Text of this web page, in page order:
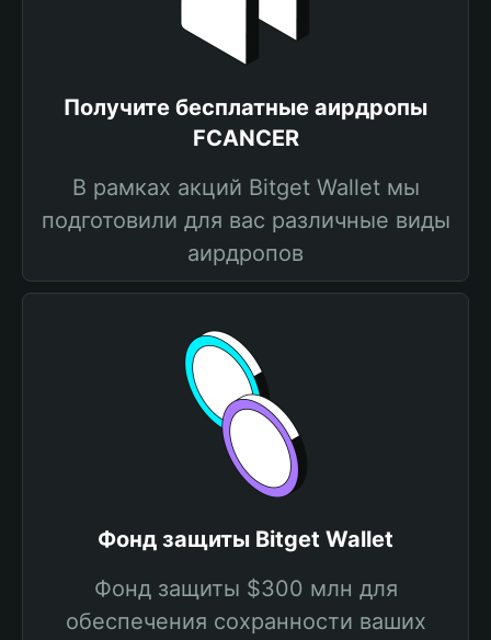
Получите бесплатные аирдропы
FCANCER
В рамках акций Bitget Wallet мы
подготовили для вас различные виды
аирдропов
Фонд защиты Bitget Wallet
Фонд защиты $300 млн для
обеспечения сохранности ваших